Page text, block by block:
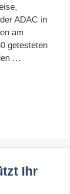
ADAC in
am
getesteten
…
Ihr